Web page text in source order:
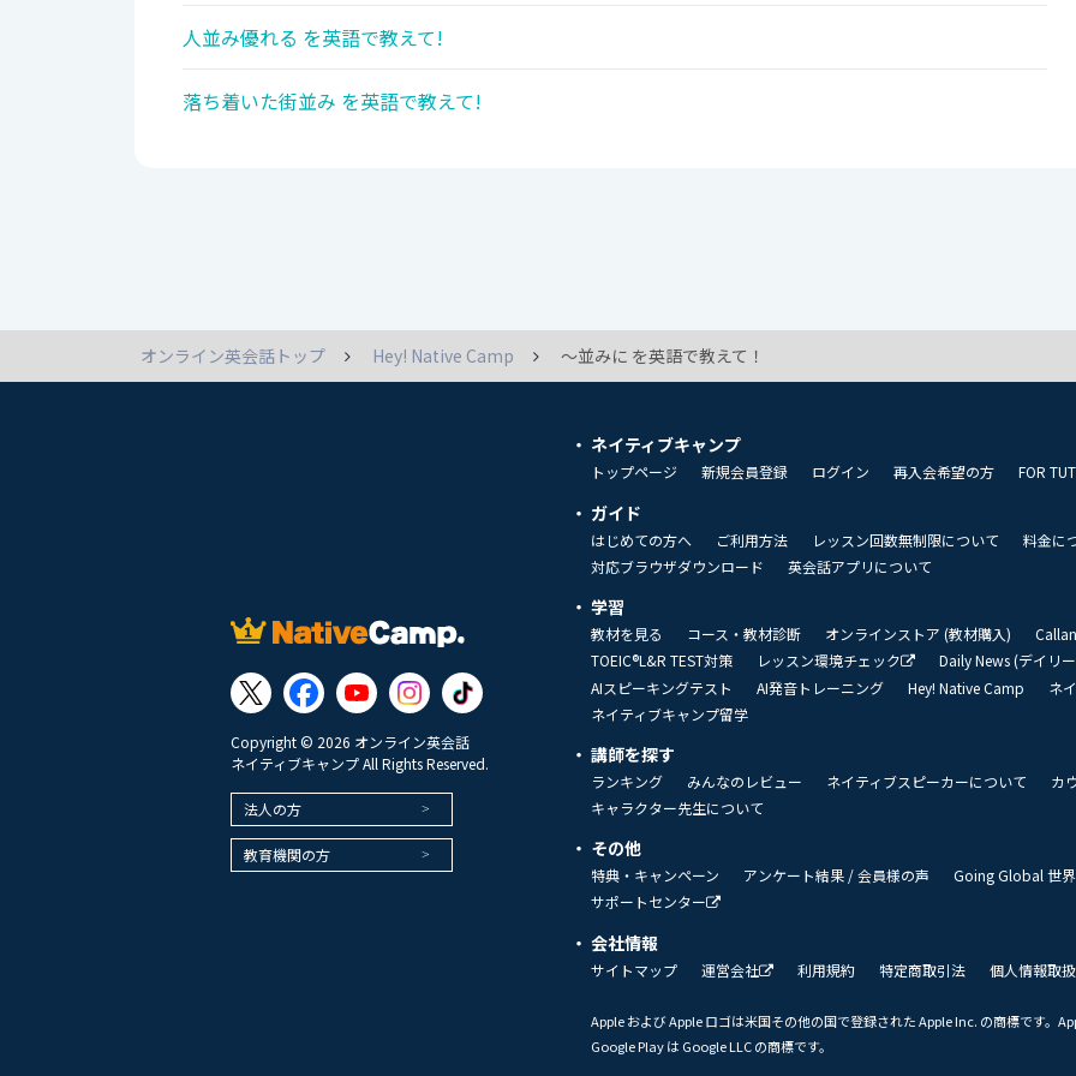
人並み優れる を英語で教えて!
落ち着いた街並み を英語で教えて!
オンライン英会話トップ Hey! Native Camp ～並みに を英語で教えて！
Copyright © 2026 オンライン英会話
ネイティブキャンプ All Rights Reserved.
法人の方
教育機関の方
ネイティブキャンプ
トップページ 新規会員登録 ログイン 再入会希望の方 FOR
ガイド
はじめての方へ ご利用方法 レッスン回数無制限について
料金に
対応ブラウザダウンロード
英会話アプリについて
学習
教材を見る コース・教材診断 オンラインストア (教材購入)
TOEIC®L&R TEST対策
レッスン環境チェック
Daily News (デイリ
AIスピーキングテスト
AI発音トレーニング Hey! Native Camp
ネ
ネイティブキャンプ留学
講師を探す
ランキング みんなのレビュー ネイティブスピーカーについて
カ
キャラクター先生について
その他
特典・キャンペーン アンケート結果 / 会員様の声
Going Global 世
サポートセンター
会社情報
サイトマップ 運営会社 利用規約 特定商取引法 個人情報取
Apple および Apple ロゴは米国その他の国で登録された Apple Inc. の商標です。
Google Play は Google LLC の商標です。